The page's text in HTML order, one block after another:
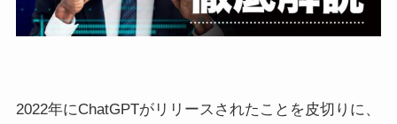
2022年にChatGPTがリリースされたことを皮切りに、